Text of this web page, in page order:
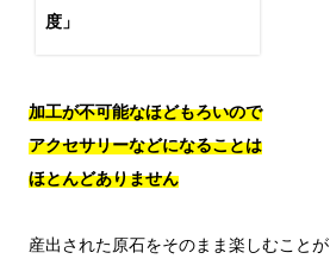
度」
加工が不可能なほどもろいので
アクセサリーなどになることは
ほとんどありません
産出された原石をそのまま楽しむことが